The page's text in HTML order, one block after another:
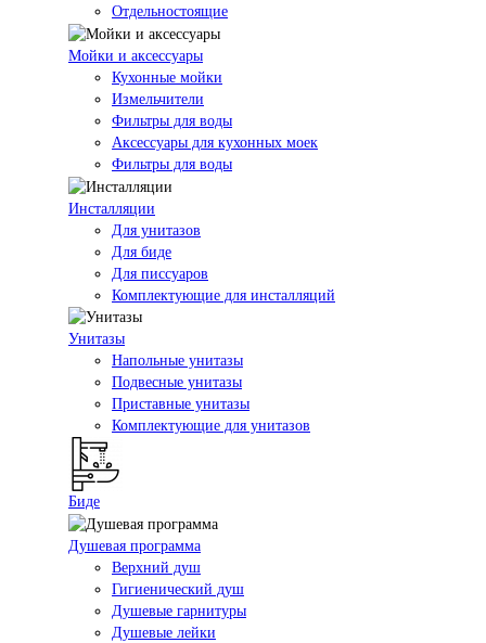
Отдельностоящие
Мойки и аксессуары
Кухонные мойки
Измельчители
Фильтры для воды
Аксессуары для кухонных моек
Фильтры для воды
Инсталляции
Для унитазов
Для биде
Для писсуаров
Комплектующие для инсталляций
Унитазы
Напольные унитазы
Подвесные унитазы
Приставные унитазы
Комплектующие для унитазов
Биде
Душевая программа
Верхний душ
Гигиенический душ
Душевые гарнитуры
Душевые лейки